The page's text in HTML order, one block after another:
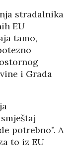
stradalnika
EU
tamo,
i Grada
potrebno”. A
to iz EU